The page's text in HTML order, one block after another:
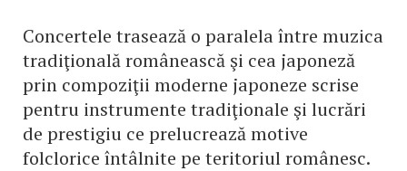
Concertele trasează o paralela între muzica
tradiţională românească şi cea japoneză
prin compoziţii moderne japoneze scrise
pentru instrumente tradiţionale şi lucrări
de prestigiu ce prelucrează motive
folclorice întâlnite pe teritoriul românesc.